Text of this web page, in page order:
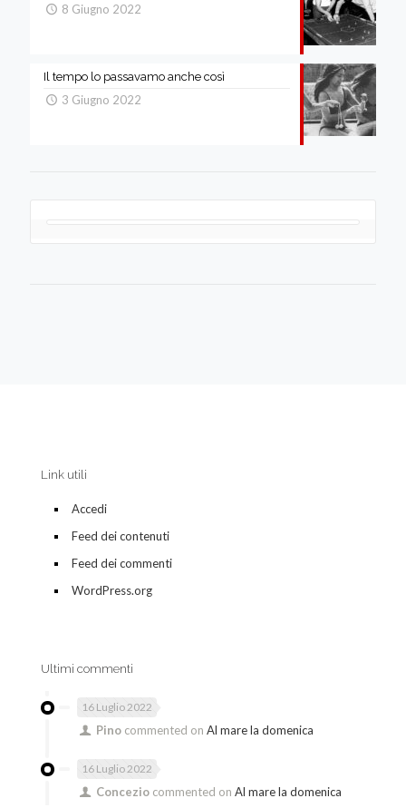
8 Giugno 2022
Il tempo lo passavamo anche così
3 Giugno 2022
Link utili
Accedi
Feed dei contenuti
Feed dei commenti
WordPress.org
Ultimi commenti
16 Luglio 2022
Pino commented onAl mare la domenica
16 Luglio 2022
Concezio commented onAl mare la domenica